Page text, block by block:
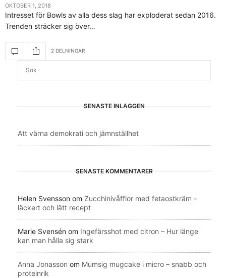
OKTOBER 1, 2018
Intresset för Bowls av alla dess slag har exploderat sedan 2016.
Trenden sträcker sig över…
2 DELNINGAR
SENASTE INLÄGGEN
Att värna demokrati och jämnställhet
SENASTE KOMMENTARER
Helen Svensson om Zucchinivåfflor med fetaostkräm –
läckert och lätt recept
Marie Svensén om Ingefärsshot med citron – Hur länge
kan man hålla sig stark
Anna Jonasson om Mumsig mugcake i micro – snabb och
proteinrik